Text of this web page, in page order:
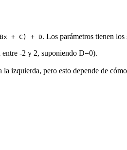
+ C) + D. Los parámetros tienen
entre -2 y 2, suponiendo D=0).
izquierda, pero esto depende de